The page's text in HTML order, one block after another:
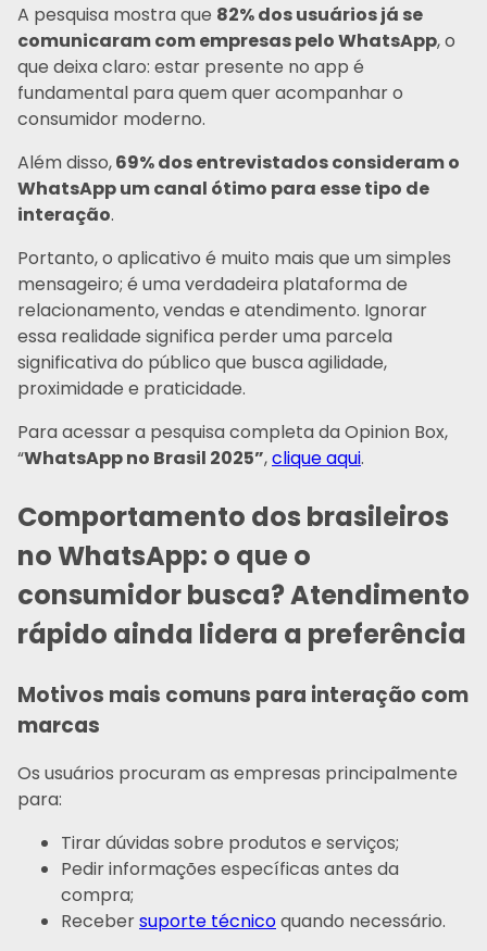
A pesquisa mostra que 82% dos usuários já se
comunicaram com empresas pelo WhatsApp, o
que deixa claro: estar presente no app é
fundamental para quem quer acompanhar o
consumidor moderno.
Além disso,69% dos entrevistados consideram o
WhatsApp um canal ótimo para esse tipo de
interação.
Portanto, o aplicativo é muito mais que um simples
mensageiro; é uma verdadeira plataforma de
relacionamento, vendas e atendimento. Ignorar
essa realidade significa perder uma parcela
significativa do público que busca agilidade,
proximidade e praticidade.
Para acessar a pesquisa completa da Opinion Box,
“WhatsApp no Brasil 2025”,clique aqui.
Comportamento dos brasileiros
no WhatsApp: o que o
consumidor busca? Atendimento
rápido ainda lidera a preferência
Motivos mais comuns para interação com
marcas
Os usuários procuram as empresas principalmente
para:
Tirar dúvidas sobre produtos e serviços;
Pedir informações específicas antes da
compra;
Recebersuporte técnicoquando necessário.